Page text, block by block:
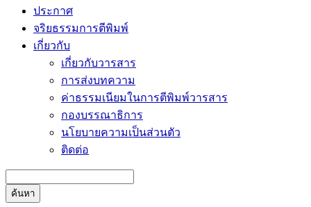
ประกาศ
จริยธรรมการตีพิมพ์
เกี่ยวกับ
เกี่ยวกับวารสาร
การส่งบทความ
ค่าธรรมเนียมในการตีพิมพ์วารสาร
กองบรรณาธิการ
นโยบายความเป็นส่วนตัว
ติดต่อ
ค้นหา